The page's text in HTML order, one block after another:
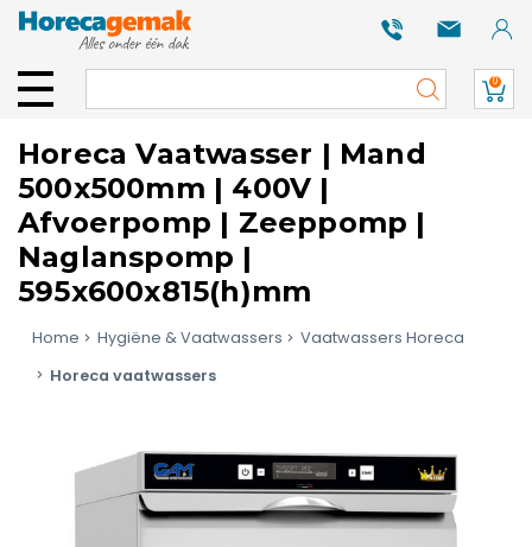
0
Horeca Vaatwasser | Mand
500x500mm | 400V |
Afvoerpomp | Zeeppomp |
Naglanspomp |
595x600x815(h)mm
Home Hygiëne & Vaatwassers
Vaatwassers Horeca
Horeca vaatwassers